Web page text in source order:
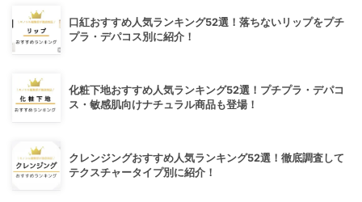
口紅おすすめ人気ランキング52選！落ちないリップをプチ
プラ・デパコス別に紹介！
化粧下地おすすめ人気ランキング52選！プチプラ・デパコ
ス・敏感肌向けナチュラル商品も登場！
クレンジングおすすめ人気ランキング52選！徹底調査して
テクスチャータイプ別に紹介！